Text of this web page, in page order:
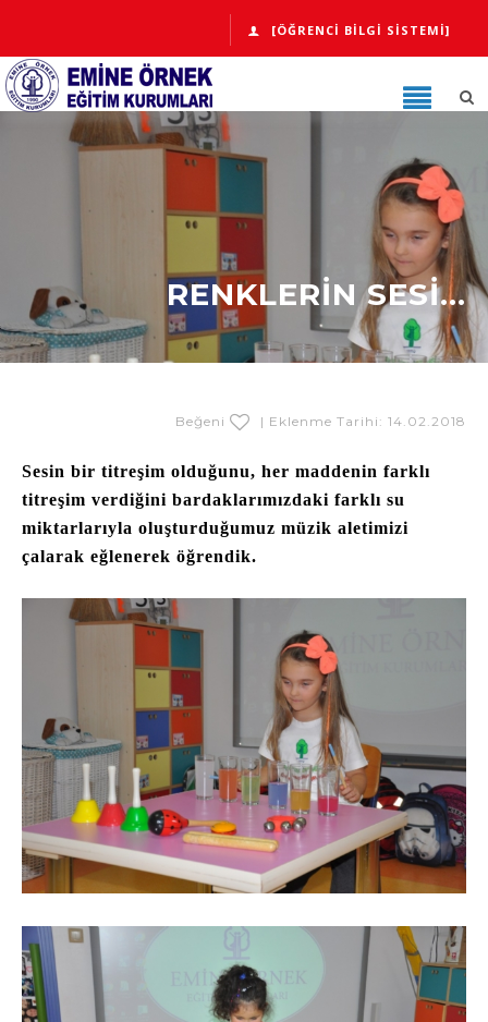
[ÖĞRENCI BILGI SISTEMI]
RENKLERIN SESI...
Beğeni | Eklenme Tarihi: 14.02.2018
Sesin bir titreşim olduğunu, her maddenin farklı
titreşim verdiğini bardaklarımızdaki farklı su
miktarlarıyla oluşturduğumuz müzik aletimizi
çalarak eğlenerek öğrendik.